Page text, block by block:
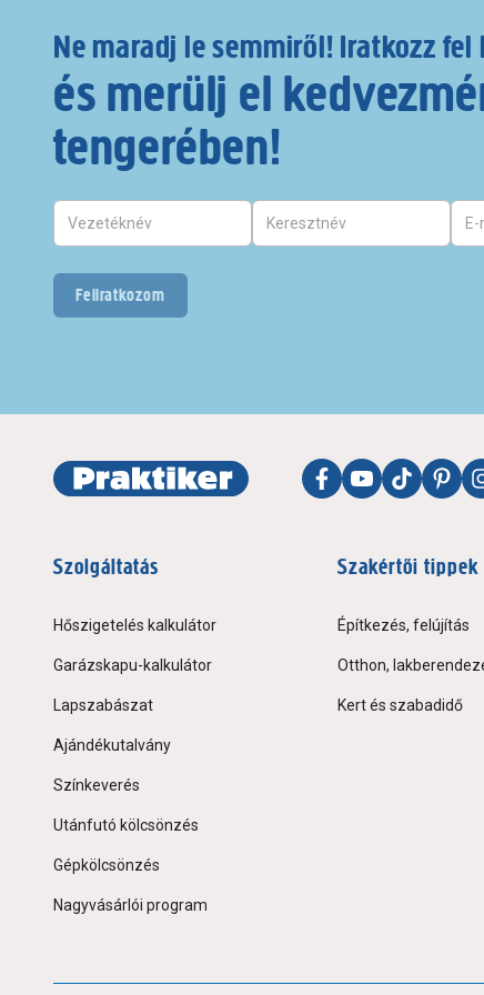
Ne maradj le semmiről! Iratkozz
és merülj el
tengerében!
Feliratkozom
Szolgáltatás
Hőszigetelés kalkulátor
Garázskapu-kalkulátor
Lapszabászat
Ajándékutalvány
Színkeverés
Utánfutó kölcsönzés
Gépkölcsönzés
Nagyvásárlói program
Szakértői tippek
Építkezés, felújítás
Otthon,
Kert és szabadidő